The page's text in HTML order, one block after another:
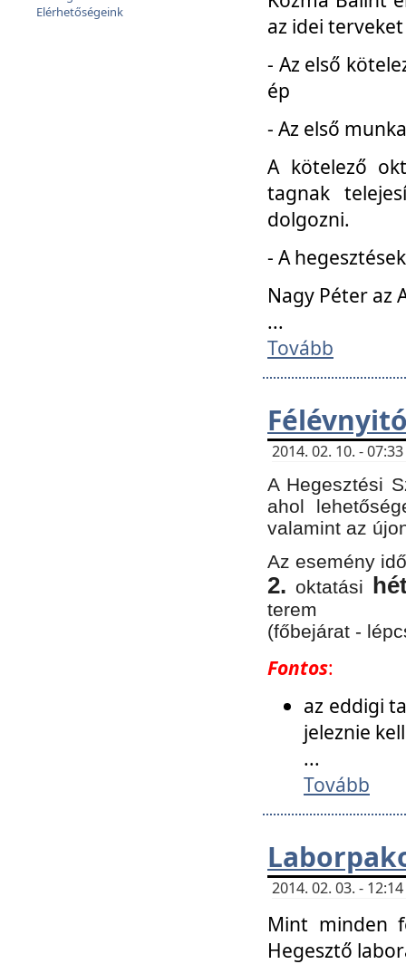
Elérhetőségeink
az idei
- Az első
ép
- Az első
A kötelező
tagnak
dolgozni.
- A
Nagy Péter az
...
Tovább
2014. 02. 10. -
A Hegesztési
ahol
valamint az
Az esemény
2. oktatási
terem
(főbejárat -
Fontos:
az eddigi
jeleznie
...
Tovább
2014. 02. 03. -
Mint minden
Hegesztő